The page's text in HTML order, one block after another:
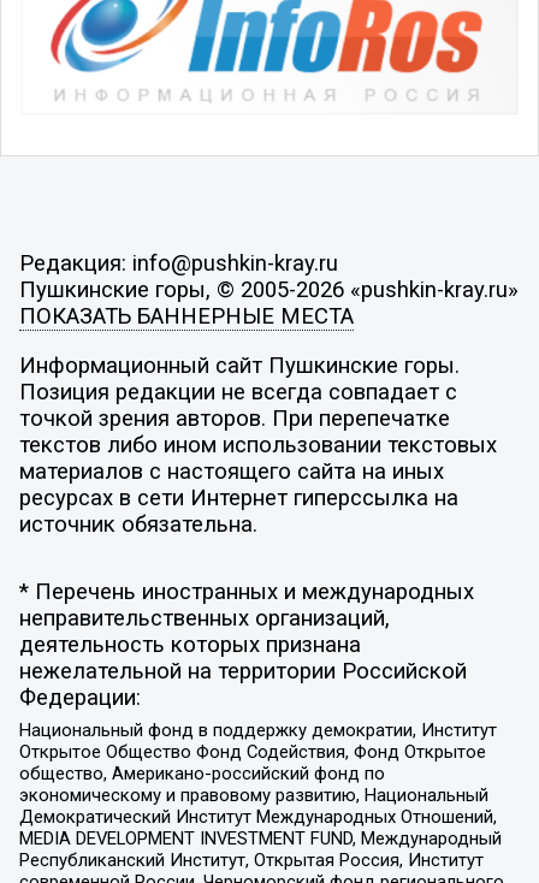
Редакция: info@pushkin-kray.ru
Пушкинские горы, © 2005-2026 «pushkin-kray.ru»
ПОКАЗАТЬ БАННЕРНЫЕ МЕСТА
Информационный сайт Пушкинские горы.
Позиция редакции не всегда совпадает с
точкой зрения авторов. При перепечатке
текстов либо ином использовании текстовых
материалов с настоящего сайта на иных
ресурсах в сети Интернет гиперссылка на
источник обязательна.
* Перечень иностранных и международных
неправительственных организаций,
деятельность которых признана
нежелательной на территории Российской
Федерации:
Национальный фонд в поддержку демократии, Институт
Открытое Общество Фонд Содействия, Фонд Открытое
общество, Американо-российский фонд по
экономическому и правовому развитию, Национальный
Демократический Институт Международных Отношений,
MEDIA DEVELOPMENT INVESTMENT FUND, Международный
Республиканский Институт, Открытая Россия, Институт